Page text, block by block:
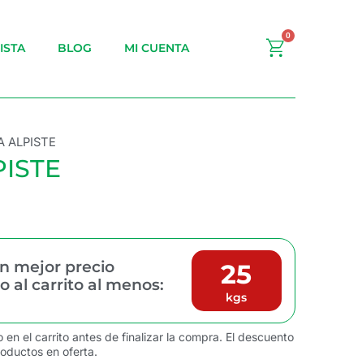
BLOG MI CUENTA
0
Carrito
ALPISTE
mejor precio
al carrito al menos:
25
kgs
en el carrito antes de finalizar la compra. El descuento
en oferta.